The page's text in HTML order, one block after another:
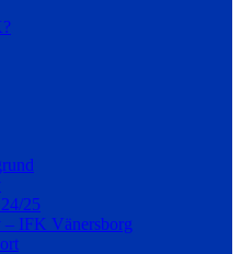
25
– IFK Vänersborg